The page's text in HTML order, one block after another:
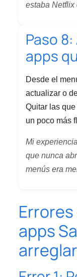
estaba Netflix
Paso
apps
Desde el
actualizar o
Quitar las
un poco más
Mi
que nunca
menús era
apps